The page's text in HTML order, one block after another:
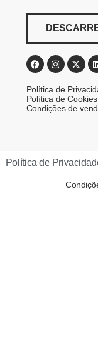
Política de
Política de Cookies
Condições de
Política de